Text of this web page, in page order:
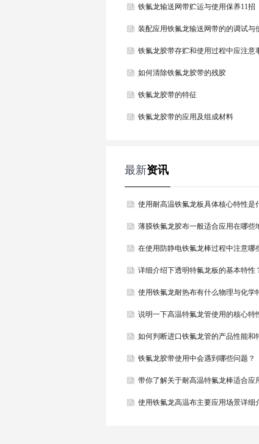
铁氟龙输送网带贮运与使用保养11招
装配应用铁氟龙输送网带的的调试与
铁氟龙胶带存贮和使用过程中应注意
如何清除铁氟龙胶带的残胶
铁氟龙胶带的特征
铁氟龙胶带的应用及组成材料
最新资讯
使用耐高温铁氟龙板具体核心特性是
么？
薄膜铁氟龙胶布一般适合应用在哪些
方？
在使用防静电铁氟龙棒过程中注意哪
详细介绍下透明特氟龙板的基本特性
使用铁氟龙耐热布有什么物理与化学
性？
说明一下高温特氟龙管使用的核心特
如何判断进口铁氟龙管的产品性能和
点？
铁氟龙胶带使用中会遇到哪些问题？
带你了解关于耐高温特氟龙棒适合应
哪些地方？
使用铁氟龙高温布主要应用场景详细